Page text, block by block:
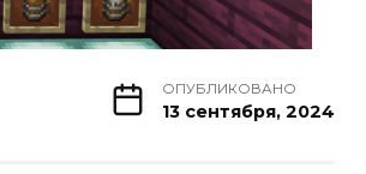
ОПУБЛИКОВАНО
13 сентября, 2024